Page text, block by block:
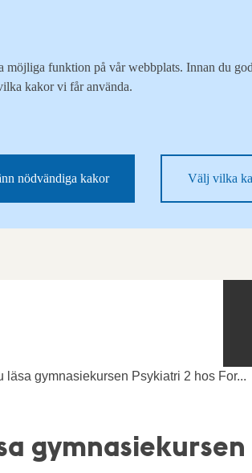
möjliga funktion på vår webbplats. Innan du
kakor vi får använda.
nödvändiga kakor Välj vilka
läsa gymnasiekursen Psykiatri 2 hos For...